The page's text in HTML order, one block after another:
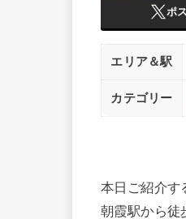
ポ
エリア＆駅
カテゴリー
本日ご紹介す
朝霞駅から徒